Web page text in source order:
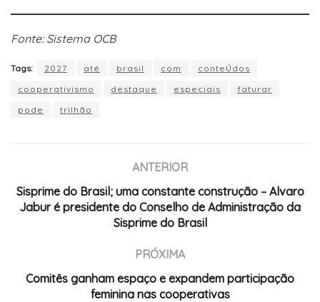
Fonte: Sistema OCB
Tags: 2027 até brasil com
conteÚdos
cooperativismo
destaque especiais
faturar
pode
trilhão
ANTERIOR
Sisprime do Brasil; uma constante construção – Alvaro
Jabur é presidente do Conselho de Administração da
Sisprime do Brasil
PRÓXIMA
Comitês ganham espaço e expandem participação
feminina nas cooperativas